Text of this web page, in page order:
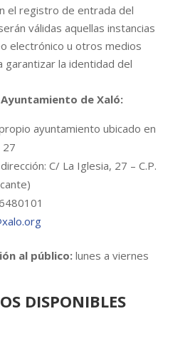
el registro de entrada del
válidas aquellas instancias
electrónico u otros medios
garantizar la identidad del
de Xaló:
ayuntamiento ubicado en
27
C/ La Iglesia, 27 – C.P.
al público:lunes a viernes
DISPONIBLES